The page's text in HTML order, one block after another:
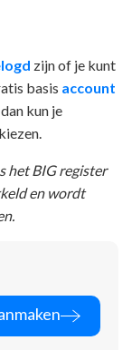
zijn of je kunt
basis account
kun je
het BIG register
en wordt